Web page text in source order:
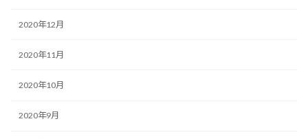
2020年12月
2020年11月
2020年10月
2020年9月